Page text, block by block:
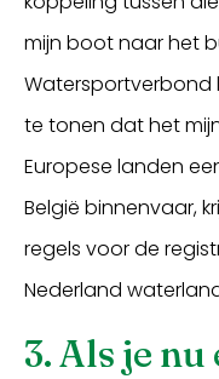
mijn boot naar het
Watersportverbond
te tonen dat het
Europese landen
België binnenvaar,
regels voor de
Nederland
3. Als je